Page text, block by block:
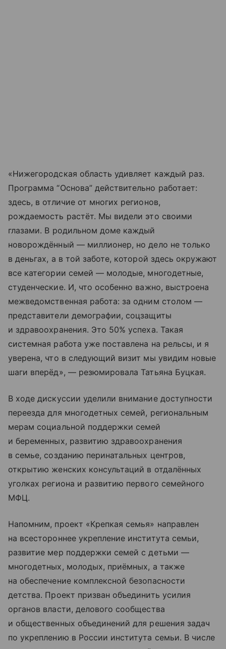
«Нижегородская область удивляет каждый раз.
Программа “Основа” действительно работает:
здесь, в отличие от многих регионов,
рождаемость растёт. Мы видели это своими
глазами. В родильном доме каждый
новорождённый — миллионер, но дело не только
в деньгах, а в той заботе, которой здесь окружают
все категории семей — молодые, многодетные,
студенческие. И, что особенно важно, выстроена
межведомственная работа: за одним столом —
представители демографии, соцзащиты
и здравоохранения. Это 50% успеха. Такая
системная работа уже поставлена на рельсы, и я
уверена, что в следующий визит мы увидим новые
шаги вперёд», — резюмировала Татьяна Буцкая.
В ходе дискуссии уделили внимание доступности
переезда для многодетных семей, региональным
мерам социальной поддержки семей
и беременных, развитию здравоохранения
в семье, созданию перинатальных центров,
открытию женских консультаций в отдалённых
уголках региона и развитию первого семейного
МФЦ.
Напомним, проект «Крепкая семья» направлен
на всестороннее укрепление института семьи,
развитие мер поддержки семей с детьми —
многодетных, молодых, приёмных, а также
на обеспечение комплексной безопасности
детства. Проект призван объединить усилия
органов власти, делового сообщества
и общественных объединений для решения задач
по укреплению в России института семьи. В числе